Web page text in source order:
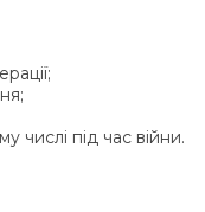
числі під час війни.